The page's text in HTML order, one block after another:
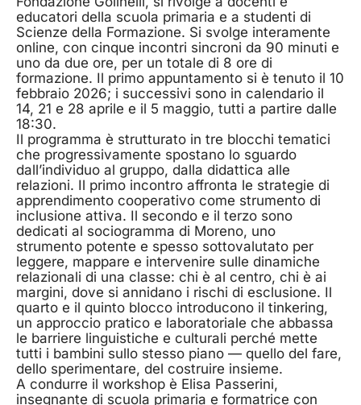
educatori della scuola primaria e a studenti di
Scienze della Formazione. Si svolge interamente
online, con cinque incontri sincroni da 90 minuti e
uno da due ore, per un totale di 8 ore di
formazione. Il primo appuntamento si è tenuto il 10
febbraio 2026; i successivi sono in calendario il
14, 21 e 28 aprile e il 5 maggio, tutti a partire dalle
18:30.
Il programma è strutturato in tre blocchi tematici
che progressivamente spostano lo sguardo
dall’individuo al gruppo, dalla didattica alle
relazioni. Il primo incontro affronta le strategie di
apprendimento cooperativo come strumento di
inclusione attiva. Il secondo e il terzo sono
dedicati al sociogramma di Moreno, uno
strumento potente e spesso sottovalutato per
leggere, mappare e intervenire sulle dinamiche
relazionali di una classe: chi è al centro, chi è ai
margini, dove si annidano i rischi di esclusione. Il
quarto e il quinto blocco introducono il tinkering,
un approccio pratico e laboratoriale che abbassa
le barriere linguistiche e culturali perché mette
tutti i bambini sullo stesso piano — quello del fare,
dello sperimentare, del costruire insieme.
A condurre il workshop è Elisa Passerini,
insegnante di scuola primaria e formatrice con